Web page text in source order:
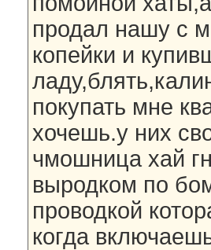
продал нашу с
копейки и
покупать мне
хочешь.у них
чмошница хай
выродком по
проводкой
когда